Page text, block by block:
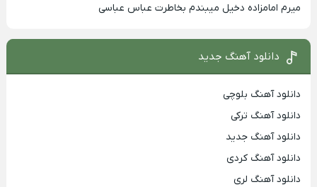
میرم امامزاده دخیل میبندم بخاطرت عباس عباسی
دانلود آهنگ جدید
دانلود آهنگ بلوچی
دانلود آهنگ ترکی
دانلود آهنگ جدید
دانلود آهنگ کردی
دانلود آهنگ لری